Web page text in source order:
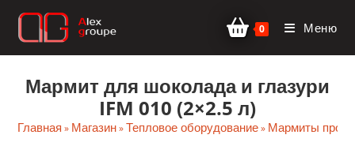
Перейти
0 Меню
Мармит для шоколада и глазури
IFM 010 (2×2.5 л)
Главная » Магазин»Тепловое оборудование» Мармиты